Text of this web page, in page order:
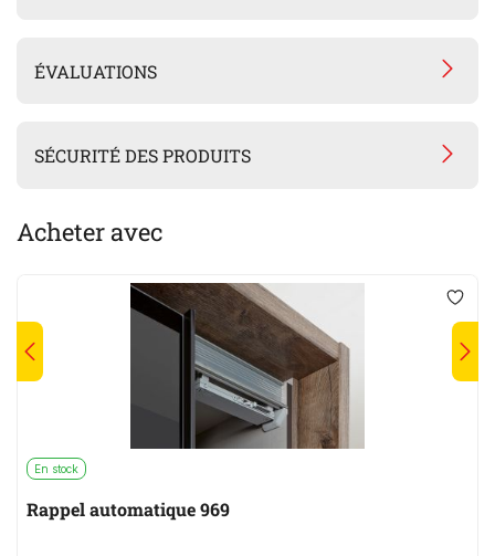
ÉVALUATIONS
SÉCURITÉ DES PRODUITS
Acheter avec
En stock
Rappel automatique 969